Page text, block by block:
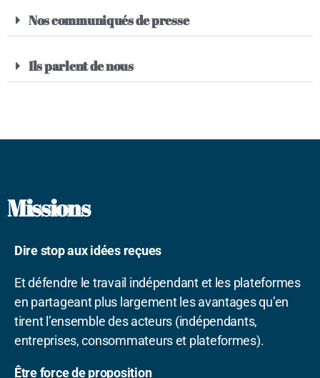
Nos communiqués de presse
Ils parlent de nous
Missions
Dire stop aux idées reçues
Et défendre le travail indépendant et les plateformes
en partageant plus largement les avantages qu’en
tirent l’ensemble des acteurs (indépendants,
entreprises, consommateurs et plateformes).
Être force de proposition